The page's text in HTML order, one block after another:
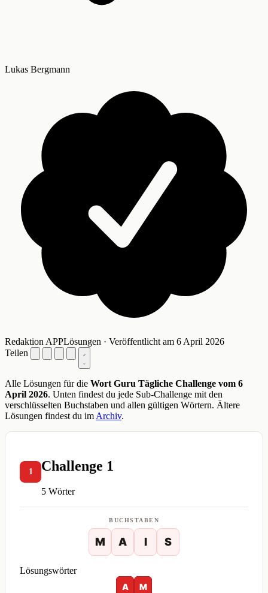
Lukas Bergmann
Redaktion APPLösungen · Veröffentlicht am 6 April 2026
Teilen
Alle Lösungen für die Wort Guru Tägliche Challenge vom 6
April 2026. Unten findest du jede Sub-Challenge mit den
verschlüsselten Buchstaben und allen gültigen Wörtern. Ältere
Lösungen findest du imArchiv.
1 Challenge 1
5 Wörter
BUCHSTABEN
M A I S
Lösungswörter
A
M